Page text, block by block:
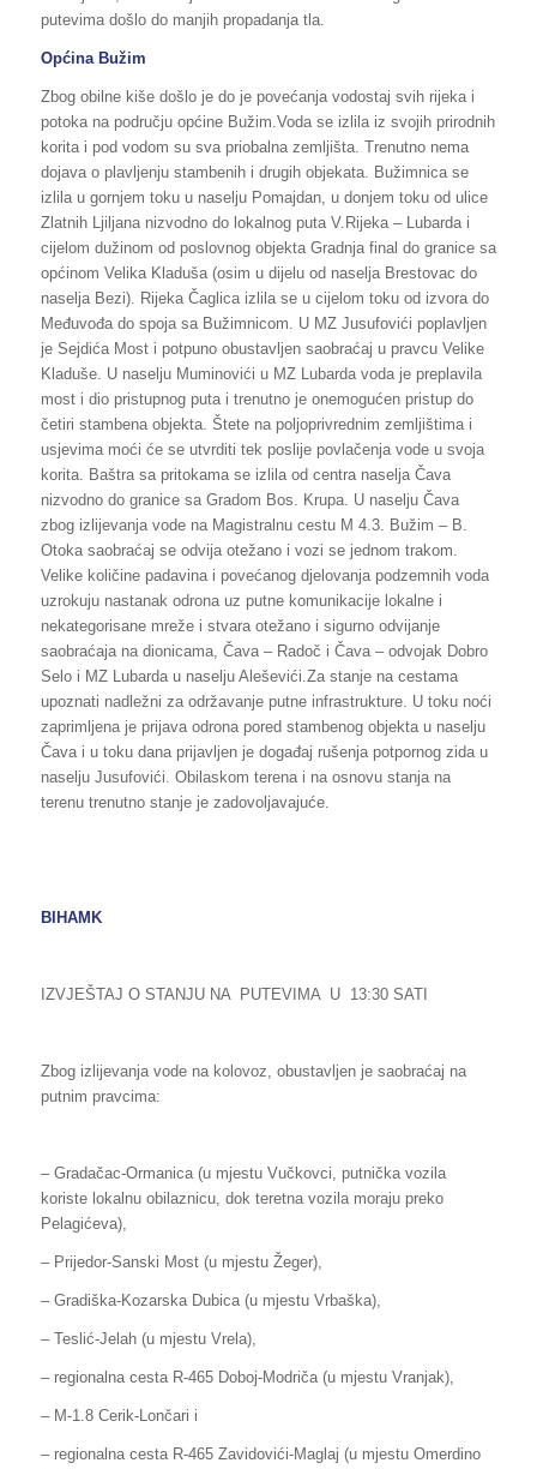
putevima došlo do manjih propadanja tla.
Općina Bužim
Zbog obilne kiše došlo je do je povećanja vodostaj svih rijeka i
potoka na području općine Bužim.Voda se izlila iz svojih prirodnih
korita i pod vodom su sva priobalna zemljišta. Trenutno nema
dojava o plavljenju stambenih i drugih objekata. Bužimnica se
izlila u gornjem toku u naselju Pomajdan, u donjem toku od ulice
Zlatnih Ljiljana nizvodno do lokalnog puta V.Rijeka – Lubarda i
cijelom dužinom od poslovnog objekta Gradnja final do granice sa
općinom Velika Kladuša (osim u dijelu od naselja Brestovac do
naselja Bezi). Rijeka Čaglica izlila se u cijelom toku od izvora do
Međuvođa do spoja sa Bužimnicom. U MZ Jusufovići poplavljen
je Sejdića Most i potpuno obustavljen saobraćaj u pravcu Velike
Kladuše. U naselju Muminovići u MZ Lubarda voda je preplavila
most i dio pristupnog puta i trenutno je onemogućen pristup do
četiri stambena objekta. Štete na poljoprivrednim zemljištima i
usjevima moći će se utvrditi tek poslije povlačenja vode u svoja
korita. Baštra sa pritokama se izlila od centra naselja Čava
nizvodno do granice sa Gradom Bos. Krupa. U naselju Čava
zbog izlijevanja vode na Magistralnu cestu M 4.3. Bužim – B.
Otoka saobraćaj se odvija otežano i vozi se jednom trakom.
Velike količine padavina i povećanog djelovanja podzemnih voda
uzrokuju nastanak odrona uz putne komunikacije lokalne i
nekategorisane mreže i stvara otežano i sigurno odvijanje
saobraćaja na dionicama, Čava – Radoč i Čava – odvojak Dobro
Selo i MZ Lubarda u naselju Aleševići.Za stanje na cestama
upoznati nadležni za održavanje putne infrastrukture. U toku noći
zaprimljena je prijava odrona pored stambenog objekta u naselju
Čava i u toku dana prijavljen je događaj rušenja potpornog zida u
naselju Jusufovići. Obilaskom terena i na osnovu stanja na
terenu trenutno stanje je zadovoljavajuće.
BIHAMK
IZVJEŠTAJ O STANJU NA PUTEVIMA U 13:30 SATI
Zbog izlijevanja vode na kolovoz, obustavljen je saobraćaj na
putnim pravcima:
– Gradačac-Ormanica (u mjestu Vučkovci, putnička vozila
koriste lokalnu obilaznicu, dok teretna vozila moraju preko
Pelagićeva),
– Prijedor-Sanski Most (u mjestu Žeger),
– Gradiška-Kozarska Dubica (u mjestu Vrbaška),
– Teslić-Jelah (u mjestu Vrela),
– regionalna cesta R-465 Doboj-Modriča (u mjestu Vranjak),
– M-1.8 Cerik-Lončari i
– regionalna cesta R-465 Zavidovići-Maglaj (u mjestu Omerdino